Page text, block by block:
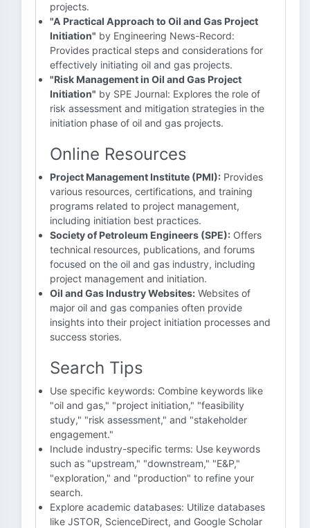
projects.
"A Practical Approach to Oil and Gas Project
Initiation" by Engineering News-Record:
Provides practical steps and considerations for
effectively initiating oil and gas projects.
"Risk Management in Oil and Gas Project
Initiation" by SPE Journal: Explores the role of
risk assessment and mitigation strategies in the
initiation phase of oil and gas projects.
Online Resources
Project Management Institute (PMI): Provides
various resources, certifications, and training
programs related to project management,
including initiation best practices.
Society of Petroleum Engineers (SPE): Offers
technical resources, publications, and forums
focused on the oil and gas industry, including
project management and initiation.
Oil and Gas Industry Websites: Websites of
major oil and gas companies often provide
insights into their project initiation processes and
success stories.
Search Tips
Use specific keywords: Combine keywords like
"oil and gas," "project initiation," "feasibility
study," "risk assessment," and "stakeholder
engagement."
Include industry-specific terms: Use keywords
such as "upstream," "downstream," "E&P,"
"exploration," and "production" to refine your
search.
Explore academic databases: Utilize databases
like JSTOR, ScienceDirect, and Google Scholar